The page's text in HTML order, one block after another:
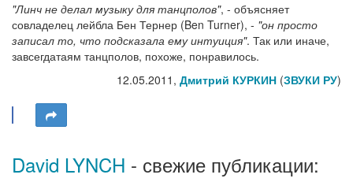
"Линч не делал музыку для танцполов", - объясняет
совладелец лейбла Бен Тернер (Ben Turner), - "он просто
записал то, что подсказала ему интуиция". Так или иначе,
завсегдатаям танцполов, похоже, понравилось.
12.05.2011, Дмитрий КУРКИН (ЗВУКИ РУ)
David LYNCH - свежие публикации: